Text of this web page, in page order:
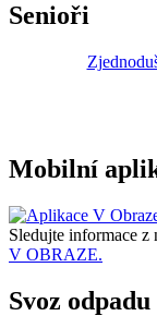
Senioři
Mobilní
Sledujte informace z
V OBRAZE.
Svoz odpadu